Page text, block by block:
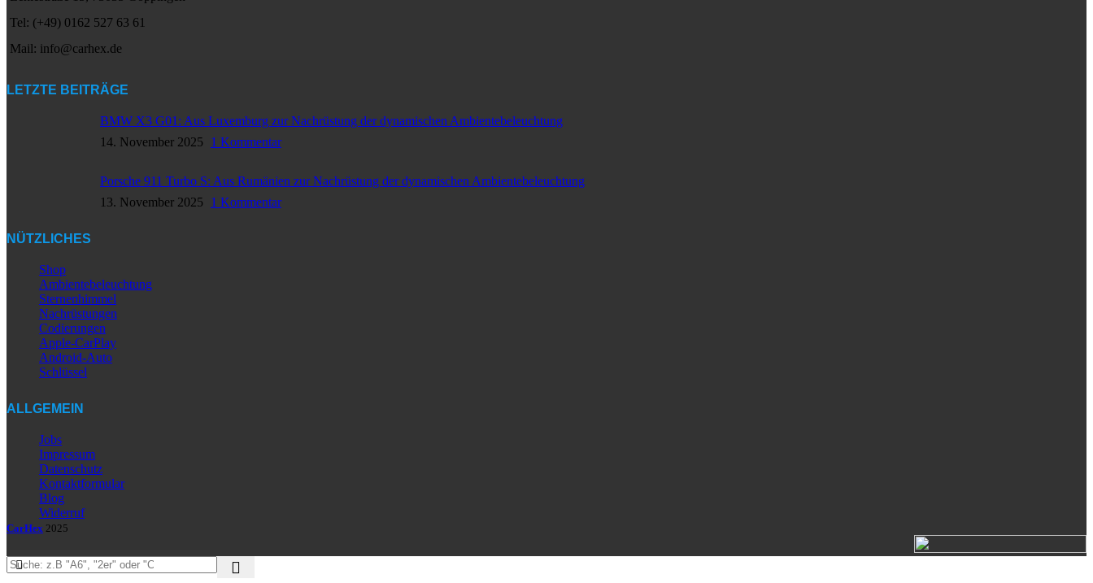
Tel: (+49) 0162 527 63 61
Mail: info@carhex.de
LETZTE BEITRÄGE
BMW X3 G01: Aus Luxemburg zur Nachrüstung der dynamischen Ambientebeleuchtung
14. November 2025
1 Kommentar
Porsche 911 Turbo S: Aus Rumänien zur Nachrüstung der dynamischen Ambientebeleuchtung
13. November 2025
1 Kommentar
NÜTZLICHES
Shop
Ambientebeleuchtung
Sternenhimmel
Nachrüstungen
Codierungen
Apple-CarPlay
Android-Auto
Schlüssel
ALLGEMEIN
Jobs
Impressum
Datenschutz
Kontaktformular
Blog
Widerruf
CarHex 2025